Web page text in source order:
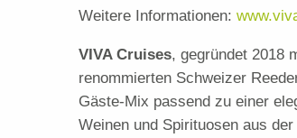
Weitere Informationen:
VIVA Cruises, gegründet 2018
renommierten Schweizer
Gäste-Mix passend zu einer
Weinen und Spirituosen aus